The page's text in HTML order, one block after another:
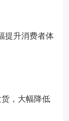
提升消费者体
货， 大幅降低